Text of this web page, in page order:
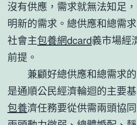
沒有供應，需求就無法知足
明新的需求。總供應和總需
社會主包養網dcard義市場經
前提。
兼顧好總供應和總需求
是通順公民經濟輪迴的主要
包養濟任務要從供需兩頭協